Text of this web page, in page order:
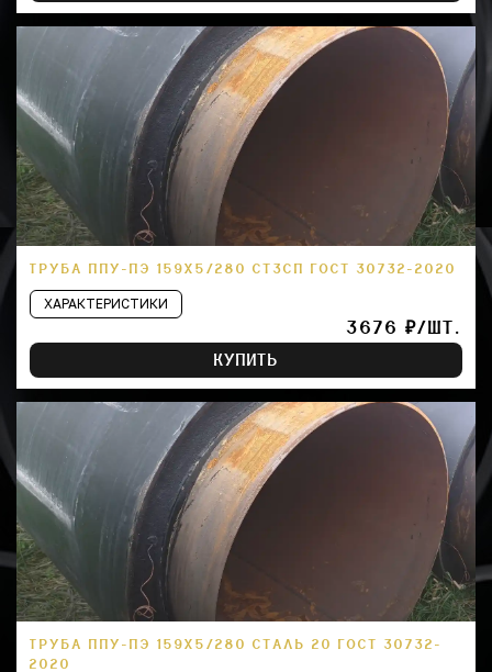
ТРУБА ППУ-ПЭ 159Х5/280 СТ3СП ГОСТ 30732-2020
ХАРАКТЕРИСТИКИ
3676 ₽/ШТ.
КУПИТЬ
ТРУБА ППУ-ПЭ 159Х5/280 СТАЛЬ 20 ГОСТ 30732-
2020